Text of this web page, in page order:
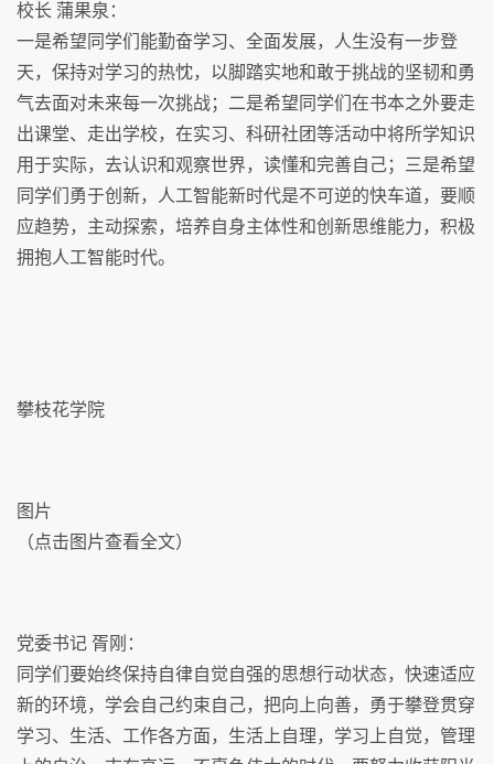
校长 蒲果泉：
一是希望同学们能勤奋学习、全面发展，人生没有一步登
天，保持对学习的热忱，以脚踏实地和敢于挑战的坚韧和勇
气去面对未来每一次挑战；二是希望同学们在书本之外要走
出课堂、走出学校，在实习、科研社团等活动中将所学知识
用于实际，去认识和观察世界，读懂和完善自己；三是希望
同学们勇于创新，人工智能新时代是不可逆的快车道，要顺
应趋势，主动探索，培养自身主体性和创新思维能力，积极
拥抱人工智能时代。
攀枝花学院
图片
（点击图片查看全文）
党委书记 胥刚：
同学们要始终保持自律自觉自强的思想行动状态，快速适应
新的环境，学会自己约束自己，把向上向善，勇于攀登贯穿
学习、生活、工作各方面，生活上自理，学习上自觉，管理